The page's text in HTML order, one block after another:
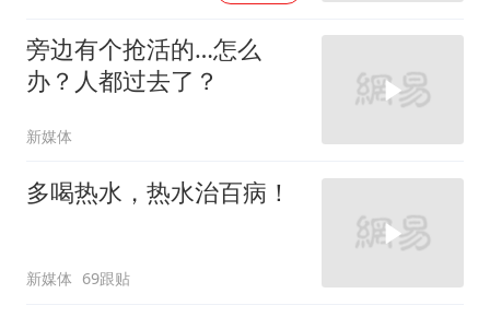
旁边有个抢活的…怎么
办？人都过去了？
新媒体
多喝热水，热水治百病！
新媒体 69跟贴